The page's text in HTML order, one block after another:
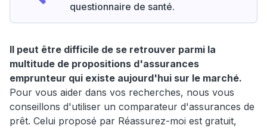
questionnaire de santé.
Il peut être difficile de se retrouver parmi la
multitude de propositions d'assurances
emprunteur qui existe aujourd'hui sur le marché.
Pour vous aider dans vos recherches, nous vous
conseillons d'utiliser un comparateur d'assurances de
prêt. Celui proposé par Réassurez-moi est gratuit,